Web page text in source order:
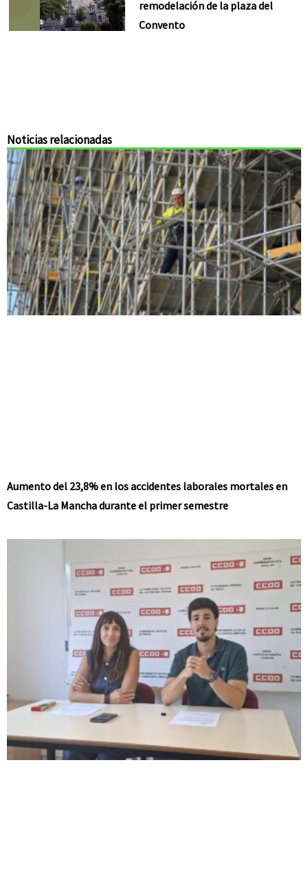
remodelación de la plaza del
Convento
Noticias relacionadas
Aumento del 23,8% en los accidentes laborales mortales en
Castilla-La Mancha durante el primer semestre